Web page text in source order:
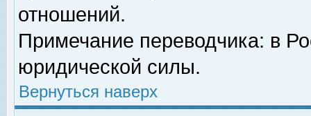
отношений.
Примечание переводчика: в
юридической силы.
Вернуться наверх